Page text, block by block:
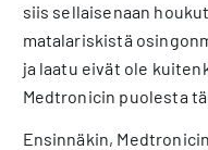
siis sellaisenaan
matalariskistä
ja laatu eivät ole
Medtronicin puolesta
Ensinnäkin,